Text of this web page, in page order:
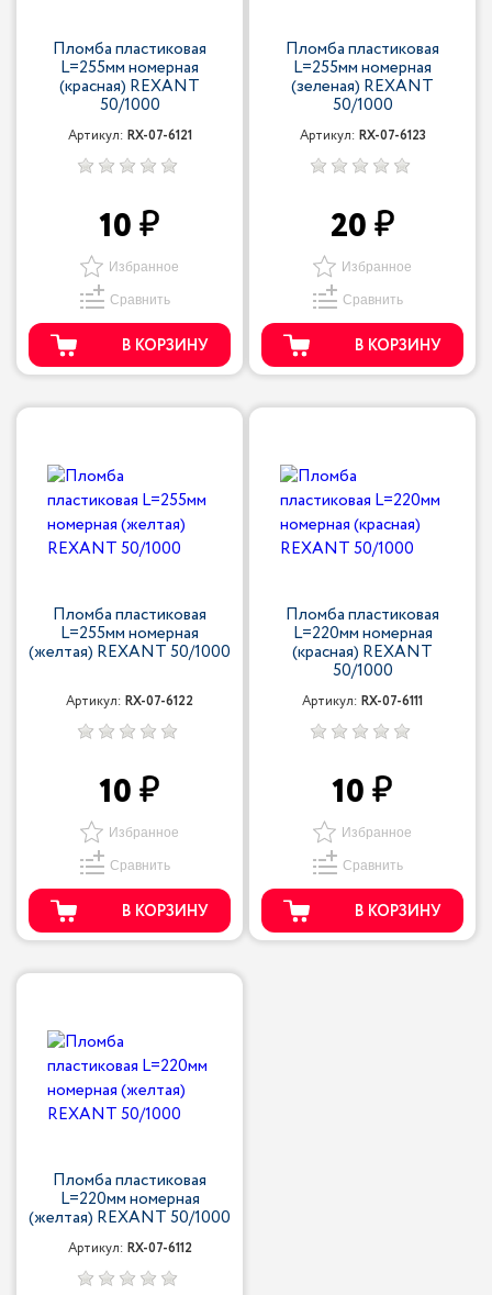
Пломба пластиковая
L=255мм номерная
(красная) REXANT
50/1000
Артикул: RX-07-6121
10
Избранное
Сравнить
В КОРЗИНУ
Пломба пластиковая
L=255мм номерная
(зеленая) REXANT
50/1000
Артикул: RX-07-6123
20
Избранное
Сравнить
В КОРЗИНУ
Пломба пластиковая
L=255мм номерная
(желтая) REXANT 50/1000
Артикул: RX-07-6122
10
Избранное
Сравнить
В КОРЗИНУ
Пломба пластиковая
L=220мм номерная
(красная) REXANT
50/1000
Артикул: RX-07-6111
10
Избранное
Сравнить
В КОРЗИНУ
Пломба пластиковая
L=220мм номерная
(желтая) REXANT 50/1000
Артикул: RX-07-6112